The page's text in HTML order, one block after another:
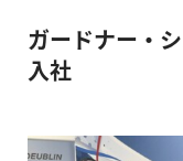
ガードナー・
入社